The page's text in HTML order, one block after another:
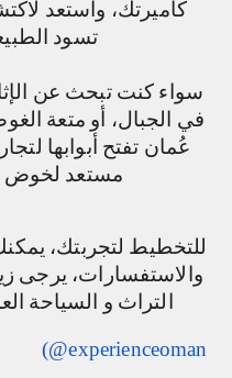
كاميرتك، واستعد
تسود
سواء كنت تبحث عن
في الجبال، أو متعة
عُمان تفتح أبوابها
مستعد لخوض
للتخطيط لتجربتك،
والاستفسارات، يرجى
التراث و السياحة
(@experienceoman